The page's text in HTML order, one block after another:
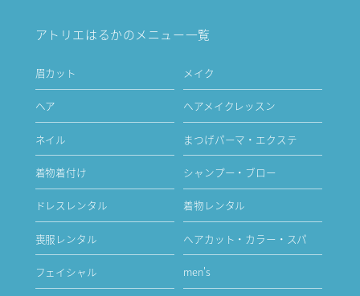
アトリエはるかのメニュー一覧
眉カット メイク
ヘア ヘアメイクレッスン
ネイル まつげパーマ・エクステ
着物着付け シャンプー・ブロー
ドレスレンタル 着物レンタル
喪服レンタル ヘアカット・カラー・スパ
フェイシャル men's